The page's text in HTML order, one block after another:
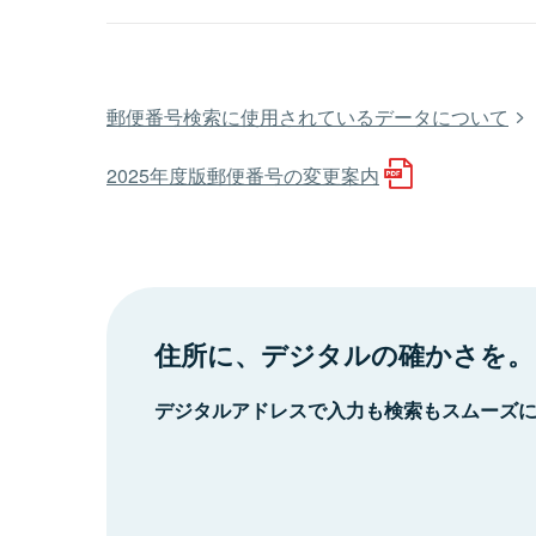
郵便番号検索に使用されているデータについて
2025年度版郵便番号の変更案内
住所に、デジタルの確かさを。
デジタルアドレスで入力も検索もスムーズ